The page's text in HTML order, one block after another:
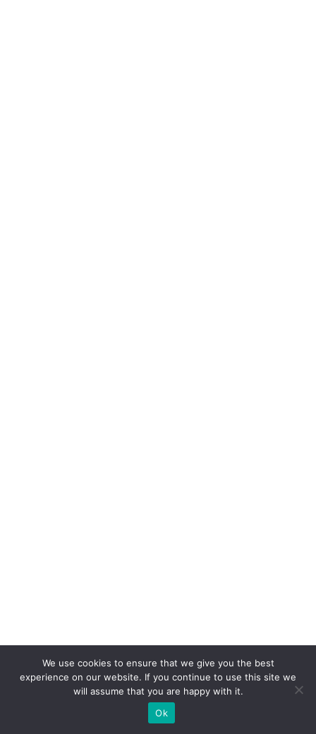
We use cookies to ensure that we give you the best
experience on our website. If you continue to use this site we
will assume that you are happy with it.
Ok